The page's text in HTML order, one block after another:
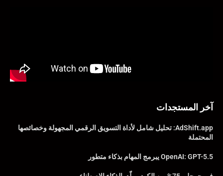
آخر المستجدات
AdShift.app: تحليل شامل لأداة التسويق الرقمي المجهولة وخصائصها
المحتملة
OpenAI: GPT-5.5 يبرمج المهام بذكاء متطور